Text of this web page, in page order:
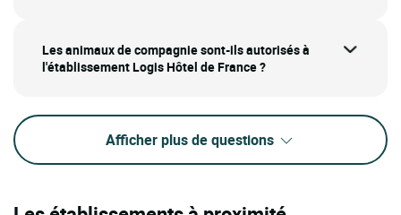
Les animaux de compagnie sont-ils autorisés à
l'établissement Logis Hôtel de France ?
Afficher plus de questions